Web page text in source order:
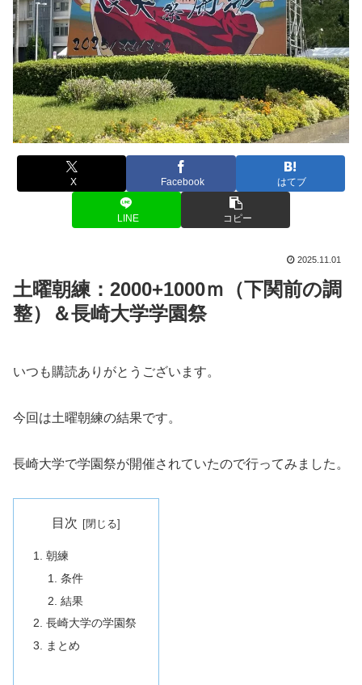
X Facebook はてブ
LINE コピー
2025.11.01
土曜朝練：2000+1000ｍ（下関前の調
整）＆長崎大学学園祭
いつも購読ありがとうございます。
今回は土曜朝練の結果です。
長崎大学で学園祭が開催されていたので行ってみました。
目次
朝練
条件
結果
長崎大学の学園祭
まとめ